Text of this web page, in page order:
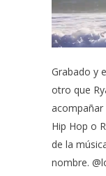
Grabado y
otro que
Hip Hop o
de la
nombre.